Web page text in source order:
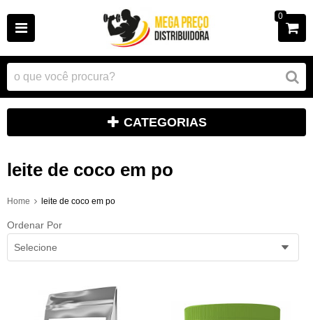
0
CATEGORIAS
leite de coco em po
Home leite de coco em po
Ordenar Por
Selecione